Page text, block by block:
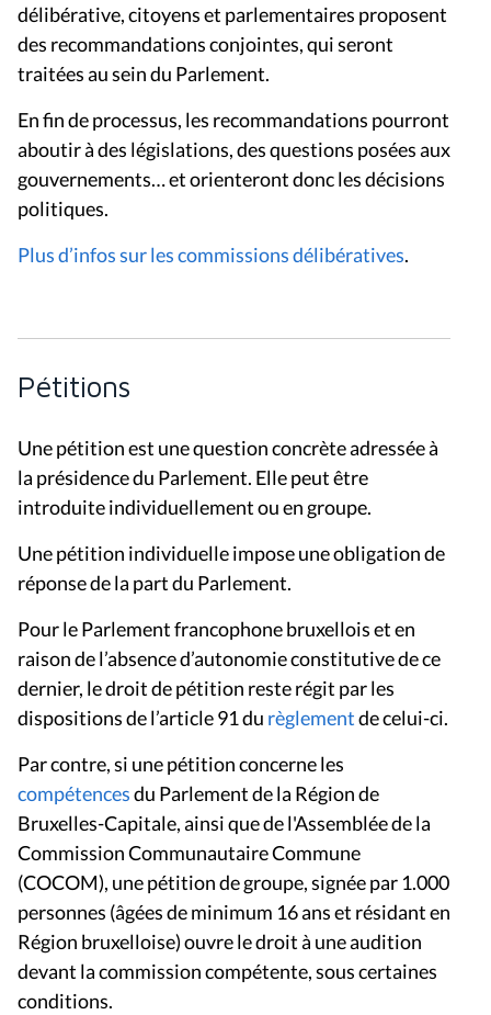
délibérative, citoyens et parlementaires proposent
des recommandations conjointes, qui seront
traitées au sein du Parlement.
En fin de processus, les recommandations pourront
aboutir à des législations, des questions posées aux
gouvernements… et orienteront donc les décisions
politiques.
Plus d’infos sur les commissions délibératives.
Pétitions
Une pétition est une question concrète adressée à
la présidence du Parlement. Elle peut être
introduite individuellement ou en groupe.
Une pétition individuelle impose une obligation de
réponse de la part du Parlement.
Pour le Parlement francophone bruxellois et en
raison de l’absence d’autonomie constitutive de ce
dernier, le droit de pétition reste régit par les
dispositions de l’article 91 du règlementde celui-ci.
Par contre, si une pétition concerne les
compétencesdu Parlement de la Région de
Bruxelles-Capitale, ainsi que de l'Assemblée de la
Commission Communautaire Commune
(COCOM), une pétition de groupe, signée par 1.000
personnes (âgées de minimum 16 ans et résidant en
Région bruxelloise) ouvre le droit à une audition
devant la commission compétente, sous certaines
conditions.